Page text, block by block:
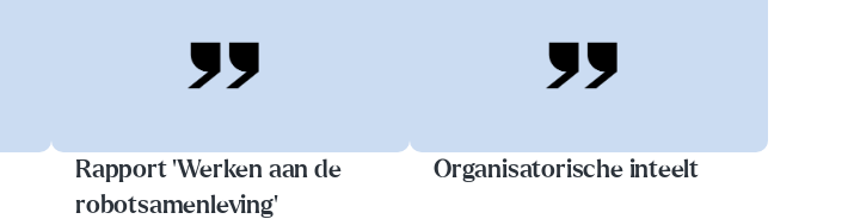
Rapport 'Werken aan de
robotsamenleving'
Organisatorische inteelt